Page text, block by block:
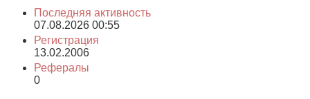
Последняя активность
07.08.2026 00:55
Регистрация
13.02.2006
Рефералы
0